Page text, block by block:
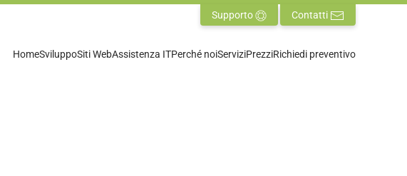
Supporto Contatti
HomeSviluppoSiti WebAssistenza ITPerché noiServiziPrezziRichiedi preventivo